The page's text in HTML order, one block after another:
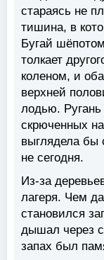
стараясь не
тишина, в
Бугай
толкает
коленом, и
верхней
лодью.
скрюченных на
выглядела
не сегодня.
Из-за
лагеря. Чем
становился
дышал через
запах был